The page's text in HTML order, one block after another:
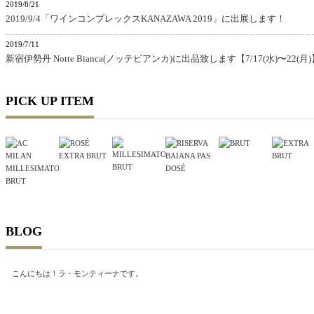
2019/8/21
2019/9/4「ワインコンプレックスKANAZAWA 2019」に出展します！
2019/7/11
新宿伊勢丹 Notte Bianca(ノッテビアンカ)に出品致します【7/17(水)〜22(月)
PICK UP ITEM
BLOG
こんにちは！ラ・モンティーナです。